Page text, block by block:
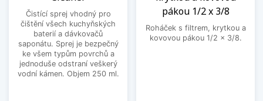
Čistící sprej vhodný pro
čištění všech kuchyňských
baterií a dávkovačů
saponátu. Sprej je bezpečný
ke všem typům povrchů a
jednoduše odstraní veškerý
vodní kámen. Objem 250 ml.
pákou 1/2 x 3/8
Roháček s filtrem, krytkou a
kovovou pákou 1/2 x 3/8.